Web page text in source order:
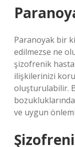
Paranoyak bir
edilmezse ne
şizofrenik
ilişkilerinizi
oluşturulabilir.
ve uygun